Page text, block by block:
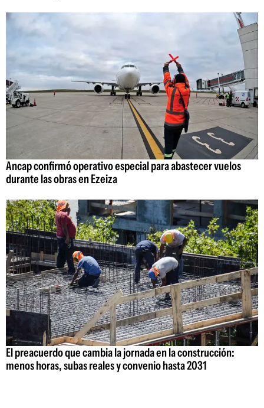
Ancap confirmó operativo especial para abastecer vuelos
durante las obras en Ezeiza
El preacuerdo que cambia la jornada en la construcción:
menos horas, subas reales y convenio hasta 2031